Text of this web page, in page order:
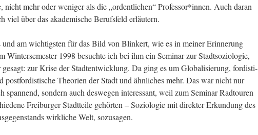
nicht mehr oder weni­ger als die „ordent­li­chen“ Professor*innen. Auch dar­an
viel über das aka­de­mi­sche Berufs­feld erläutern.
und am wich­tigs­ten für das Bild von Blin­kert, wie es in mei­ner Erin­ne­rung
Win­ter­se­mes­ter 1998 besuch­te ich bei ihm ein Semi­nar zur Stadt­so­zio­lo­gie,
gesagt: zur Kri­se der Stadt­ent­wick­lung. Da ging es um Glo­ba­li­sie­rung, for­dis­ti­
post­for­dis­ti­sche Theo­rien der Stadt und ähn­li­ches mehr. Das war nicht nur
span­nend, son­dern auch des­we­gen inter­es­sant, weil zum Semi­nar Rad­tou­ren
Frei­bur­ger Stadt­tei­le gehör­ten – Sozio­lo­gie mit direk­ter Erkun­dung des
wirk­li­che Welt, sozusagen.